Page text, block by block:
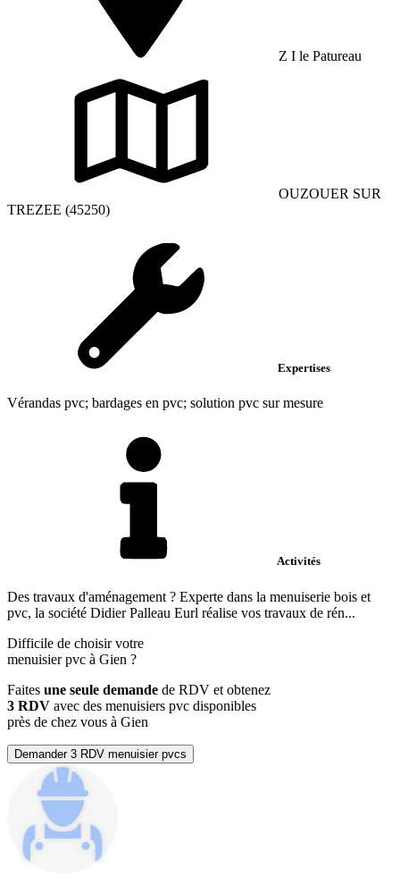
Z I le Patureau
OUZOUER SUR
TREZEE (45250)
Expertises
Vérandas pvc; bardages en pvc; solution pvc sur mesure
Activités
Des travaux d'aménagement ? Experte dans la menuiserie bois et
pvc, la société Didier Palleau Eurl réalise vos travaux de rén...
Difficile de choisir votre
menuisier pvc à Gien ?
Faites une seule demande de RDV et obtenez
3 RDV avec des menuisiers pvc disponibles
près de chez vous à Gien
Demander 3 RDV menuisier pvcs